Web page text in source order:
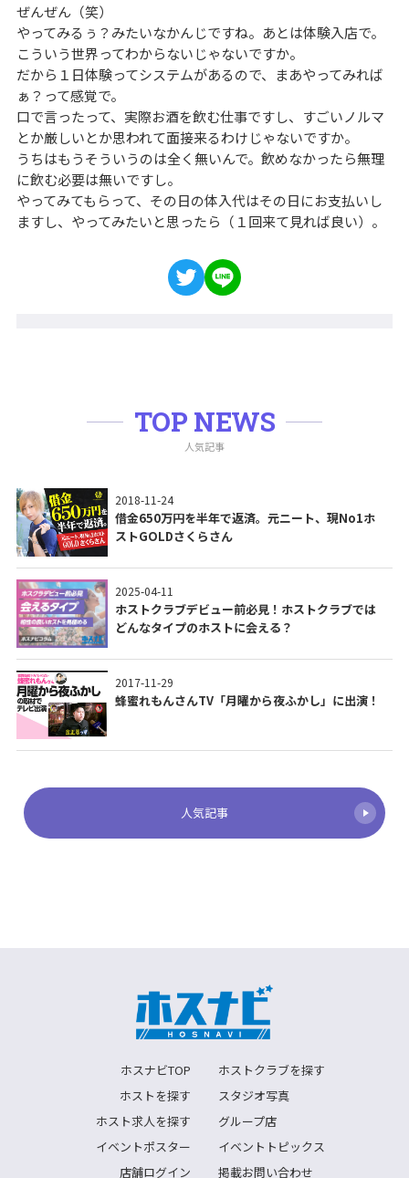
ぜんぜん（笑）
やってみるぅ？みたいなかんじですね。あとは体験入店で。
こういう世界ってわからないじゃないですか。
だから１日体験ってシステムがあるので、まあやってみれば
ぁ？って感覚で。
口で言ったって、実際お酒を飲む仕事ですし、すごいノルマ
とか厳しいとか思われて面接来るわけじゃないですか。
うちはもうそういうのは全く無いんで。飲めなかったら無理
に飲む必要は無いですし。
やってみてもらって、その日の体入代はその日にお支払いし
ますし、やってみたいと思ったら（１回来て見れば良い）。
TOP NEWS
人気記事
2018-11-24
借金650万円を半年で返済。元ニート、現No1ホ
ストGOLDさくらさん
2025-04-11
ホストクラブデビュー前必見！ホストクラブでは
どんなタイプのホストに会える？
2017-11-29
蜂蜜れもんさんTV「月曜から夜ふかし」に出演！
人気記事
ホスナビTOP
ホストクラブを探す
ホストを探す
スタジオ写真
ホスト求人を探す
グループ店
イベントポスター
イベントトピックス
店舗ログイン
掲載お問い合わせ